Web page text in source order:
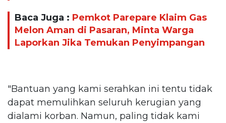
Baca Juga : Pemkot Parepare Klaim Gas
Melon Aman di Pasaran, Minta Warga
Laporkan Jika Temukan Penyimpangan
"Bantuan yang kami serahkan ini tentu tidak
dapat memulihkan seluruh kerugian yang
dialami korban. Namun, paling tidak kami